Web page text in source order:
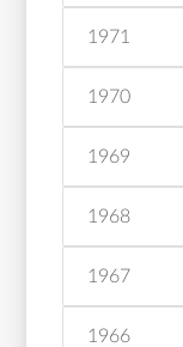
1971
1970
1969
1968
1967
1966